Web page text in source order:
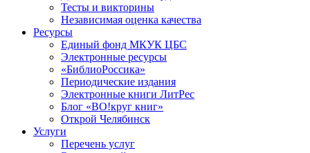
Тесты и викторины
Независимая оценка качества
Ресурсы
Единый фонд МКУК ЦБС
Электронные ресурсы
«БиблиоРоссика»
Периодические издания
Электронные книги ЛитРес
Блог «ВО!круг книг»
Открой Челябинск
Услуги
Перечень услуг